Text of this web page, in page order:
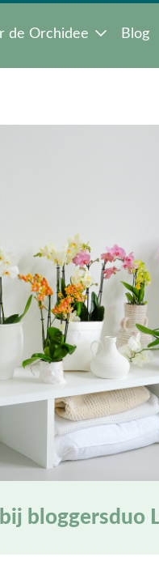
de Orchidee Blog
bloggersduo